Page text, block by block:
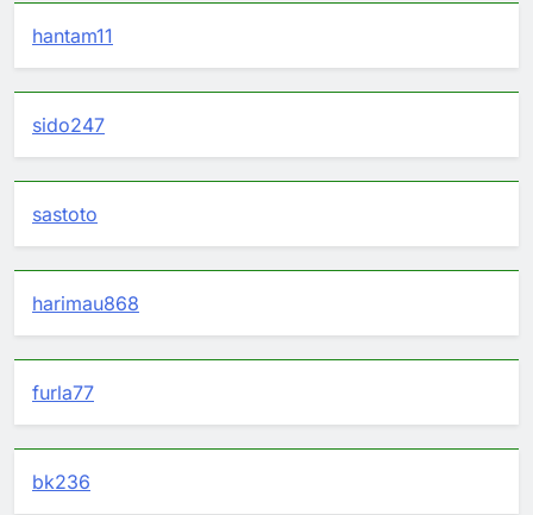
hantam11
sido247
sastoto
harimau868
furla77
bk236